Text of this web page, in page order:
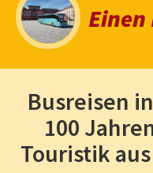
Einen
Busreisen
100
Touristik